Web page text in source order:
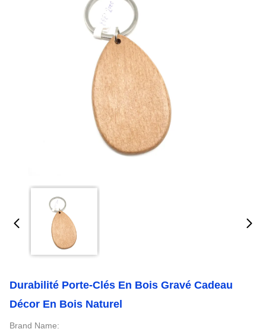
Durabilité Porte-Clés En Bois Gravé Cadeau
Décor En Bois Naturel
Brand Name: